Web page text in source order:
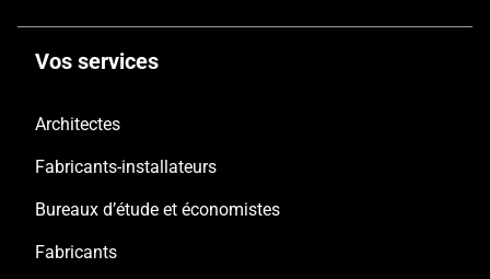
Vos services
Architectes
Fabricants-installateurs
Bureaux d’étude et économistes
Fabricants